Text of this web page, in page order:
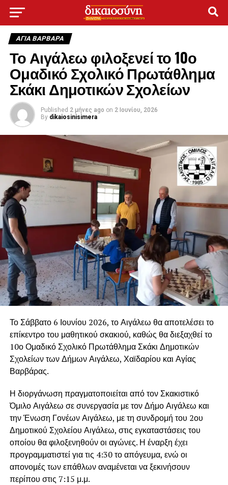
ΑΓΙΑ ΒΑΡΒΑΡΑ
Το Αιγάλεω φιλοξενεί το 10ο
Ομαδικό Σχολικό Πρωτάθλημα
Σκάκι Δημοτικών Σχολείων
Published 2 μήνες ago on 2 Ιουνίου, 2026
By dikaiosinisimera
Το Σάββατο 6 Ιουνίου 2026, το Αιγάλεω θα αποτελέσει το
επίκεντρο του μαθητικού σκακιού, καθώς θα διεξαχθεί το
10ο Ομαδικό Σχολικό Πρωτάθλημα Σκάκι Δημοτικών
Σχολείων των Δήμων Αιγάλεω, Χαϊδαρίου και Αγίας
Βαρβάρας.
Η διοργάνωση πραγματοποιείται από τον Σκακιστικό
Όμιλο Αιγάλεω σε συνεργασία με τον Δήμο Αιγάλεω και
την Ένωση Γονέων Αιγάλεω, με τη συνδρομή του 2ου
Δημοτικού Σχολείου Αιγάλεω, στις εγκαταστάσεις του
οποίου θα φιλοξενηθούν οι αγώνες. Η έναρξη έχει
προγραμματιστεί για τις 4:30 το απόγευμα, ενώ οι
απονομές των επάθλων αναμένεται να ξεκινήσουν
περίπου στις 7:15 μ.μ.